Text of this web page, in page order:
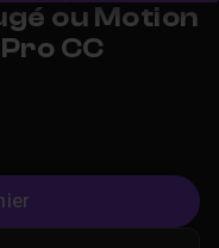
ou Motion
CC